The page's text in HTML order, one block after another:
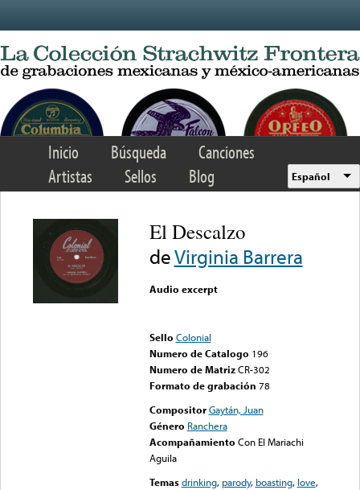
Inicio Búsqueda
Canciones
Artistas
Sellos Blog Español
El Descalzo
deVirginia Barrera
Audio excerpt
Sello Colonial
Numero de Catalogo 196
Numero de Matriz CR-302
Formato de grabación 78
Compositor Gaytán, Juan
Género Ranchera
Acompañamiento Con El Mariachi
Aguila
Temas drinking, parody, boasting, love,